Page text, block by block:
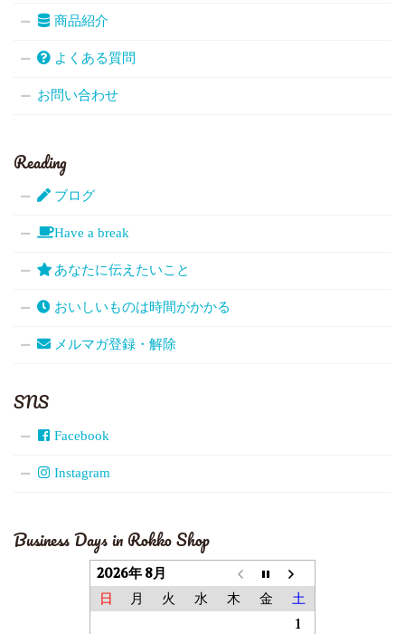
商品紹介
よくある質問
お問い合わせ
Reading
ブログ
Have a break
あなたに伝えたいこと
おいしいものは時間がかかる
メルマガ登録・解除
SNS
Facebook
Instagram
Business Days in Rokko Shop
2026年 8月
日 月 火 水 木 金 土
1